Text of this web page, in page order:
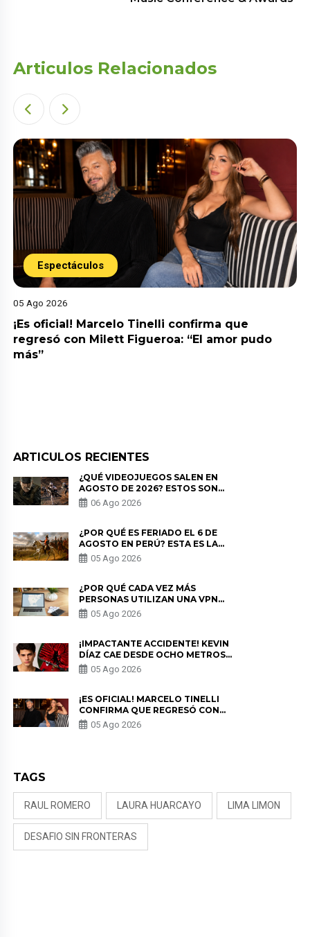
Articulos Relacionados
Espectáculos
05 Ago 2026
¡Es oficial! Marcelo Tinelli confirma que
regresó con Milett Figueroa: “El amor pudo
más”
ARTICULOS RECIENTES
¿QUÉ VIDEOJUEGOS SALEN EN
AGOSTO DE 2026? ESTOS SON
LOS ESTRENOS MÁS ESPERADOS
06 Ago 2026
¿POR QUÉ ES FERIADO EL 6 DE
AGOSTO EN PERÚ? ESTA ES LA
HISTORIA
05 Ago 2026
¿POR QUÉ CADA VEZ MÁS
PERSONAS UTILIZAN UNA VPN
PARA PROTEGER SU
PRIVACIDAD?
05 Ago 2026
¡IMPACTANTE ACCIDENTE! KEVIN
DÍAZ CAE DESDE OCHO METROS
EN “ESTO ES GUERRA” Y GENERA
PREOCUPACIÓN
05 Ago 2026
¡ES OFICIAL! MARCELO TINELLI
CONFIRMA QUE REGRESÓ CON
MILETT FIGUEROA: “EL AMOR
PUDO MÁS”
05 Ago 2026
TAGS
RAUL ROMERO LAURA HUARCAYO LIMA LIMON
DESAFIO SIN FRONTERAS